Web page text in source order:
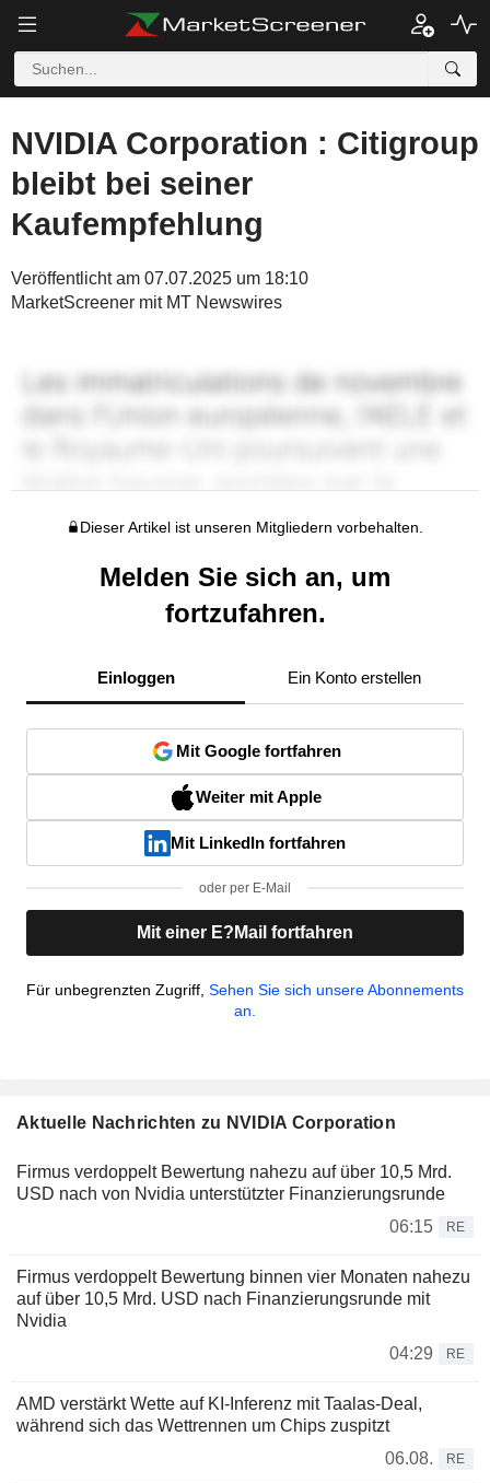
NVIDIA Corporation : Citigroup
bleibt bei seiner
Kaufempfehlung
Veröffentlicht am 07.07.2025 um 18:10
MarketScreener mit MT Newswires
Dieser Artikel ist unseren Mitgliedern vorbehalten.
Melden Sie sich an, um
fortzufahren.
Einloggen Ein Konto erstellen
Mit Google fortfahren
Weiter mit Apple
Mit LinkedIn fortfahren
oder per E-Mail
Mit einer E?Mail fortfahren
Für unbegrenzten Zugriff, Sehen Sie sich unsere Abonnements
an.
Aktuelle Nachrichten zu NVIDIA Corporation
Firmus verdoppelt Bewertung nahezu auf über 10,5 Mrd.
USD nach von Nvidia unterstützter Finanzierungsrunde
06:15
RE
Firmus verdoppelt Bewertung binnen vier Monaten nahezu
auf über 10,5 Mrd. USD nach Finanzierungsrunde mit
Nvidia
04:29
RE
AMD verstärkt Wette auf KI-Inferenz mit Taalas-Deal,
während sich das Wettrennen um Chips zuspitzt
06.08.
RE